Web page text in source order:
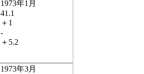
1973年1月
41.1
＋1
-
＋5.2
1973年3月